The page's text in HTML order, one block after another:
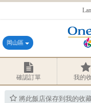
岡山區
確認訂單 我的
將此飯店保存到我的收